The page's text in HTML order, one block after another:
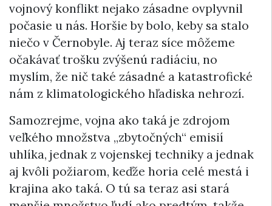
vojnový konflikt nejako zásadne ovplyvnil
počasie u nás. Horšie by bolo, keby sa stalo
niečo v Černobyle. Aj teraz síce môžeme
očakávať trošku zvýšenú radiáciu, no
myslím, že nič také zásadné a katastrofické
nám z klimatologického hľadiska nehrozí.
Samozrejme, vojna ako taká je zdrojom
veľkého množstva „zbytočných“ emisií
uhlíka, jednak z vojenskej techniky a jednak
aj kvôli požiarom, keďže horia celé mestá i
krajina ako taká. O tú sa teraz asi stará